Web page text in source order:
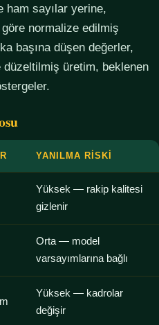
ham sayılar yerine,
normalize edilmiş
başına düşen değerler,
üretim, beklenen
YANILMA RISKI
Yüksek — rakip kalitesi
gizlenir
Orta — model
varsayımlarına bağlı
Yüksek — kadrolar
değişir